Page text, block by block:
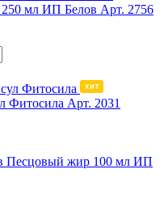
мл ИП Белов Арт. 2756
Фитосила Арт. 2031
Песцовый жир 100 мл ИП